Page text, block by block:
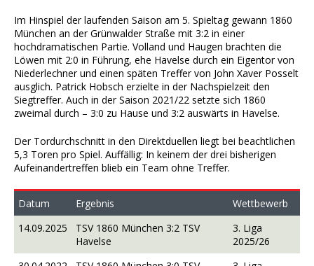
Im Hinspiel der laufenden Saison am 5. Spieltag gewann 1860
München an der Grünwalder Straße mit 3:2 in einer
hochdramatischen Partie. Volland und Haugen brachten die
Löwen mit 2:0 in Führung, ehe Havelse durch ein Eigentor von
Niederlechner und einen späten Treffer von John Xaver Posselt
ausglich. Patrick Hobsch erzielte in der Nachspielzeit den
Siegtreffer. Auch in der Saison 2021/22 setzte sich 1860
zweimal durch – 3:0 zu Hause und 3:2 auswärts in Havelse.
Der Tordurchschnitt in den Direktduellen liegt bei beachtlichen
5,3 Toren pro Spiel. Auffällig: In keinem der drei bisherigen
Aufeinandertreffen blieb ein Team ohne Treffer.
Datum Ergebnis
Wettbewerb
14.09.2025
TSV 1860 München 3:2 TSV
Havelse
3. Liga
2025/26